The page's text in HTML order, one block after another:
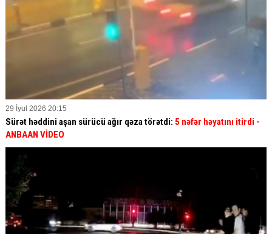
29 İyul 2026 20:15
Sürət həddini aşan sürücü ağır qəza törətdi: 5 nəfər həyatını itirdi -
ANBAAN VİDEO